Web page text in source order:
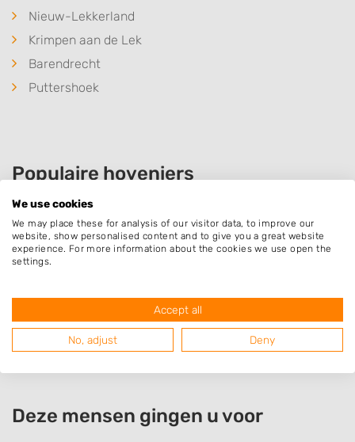
Nieuw-Lekkerland
Krimpen aan de Lek
Barendrecht
Puttershoek
Populaire hoveniers
Van der Molen Groenvoorziening
Warmoeziershof 27
Deze mensen gingen u voor
We use cookies
We may place these for analysis of our visitor data, to improve our
website, show personalised content and to give you a great website
experience. For more information about the cookies we use open the
settings.
Accept all
No, adjust Deny